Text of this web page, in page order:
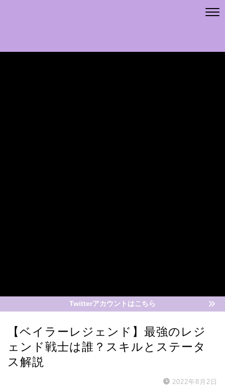
Twitterアカウントはこちら
【ベイラーレジェンド】最強のレジ
ェンド戦士は誰？スキルとステータ
ス解説
2022年8月2日